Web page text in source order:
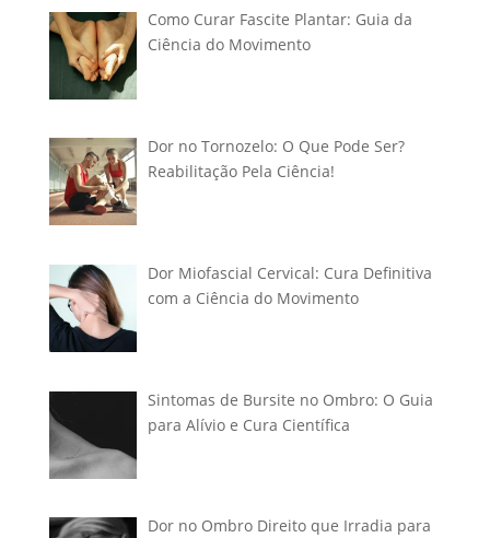
Como Curar Fascite Plantar: Guia da
Ciência do Movimento
Dor no Tornozelo: O Que Pode Ser?
Reabilitação Pela Ciência!
Dor Miofascial Cervical: Cura Definitiva
com a Ciência do Movimento
Sintomas de Bursite no Ombro: O Guia
para Alívio e Cura Científica
Dor no Ombro Direito que Irradia para